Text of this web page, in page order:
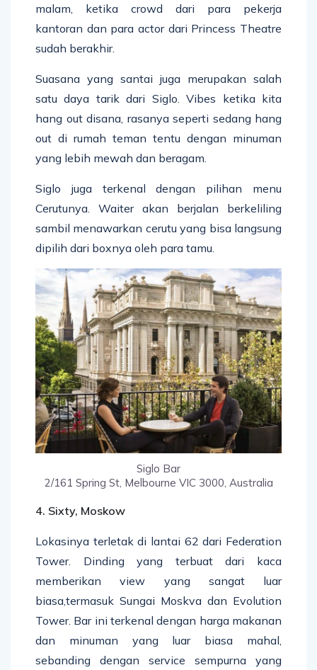
malam, ketika crowd dari para pekerja
kantoran dan para actor dari Princess Theatre
sudah berakhir.
Suasana yang santai juga merupakan salah
satu daya tarik dari Siglo. Vibes ketika kita
hang out disana, rasanya seperti sedang hang
out di rumah teman tentu dengan minuman
yang lebih mewah dan beragam.
Siglo juga terkenal dengan pilihan menu
Cerutunya. Waiter akan berjalan berkeliling
sambil menawarkan cerutu yang bisa langsung
dipilih dari boxnya oleh para tamu.
Siglo Bar
2/161 Spring St, Melbourne VIC 3000, Australia
4. Sixty, Moskow
Lokasinya terletak di lantai 62 dari Federation
Tower. Dinding yang terbuat dari kaca
memberikan view yang sangat luar
biasa,termasuk Sungai Moskva dan Evolution
Tower. Bar ini terkenal dengan harga makanan
dan minuman yang luar biasa mahal,
sebanding dengan service sempurna yang